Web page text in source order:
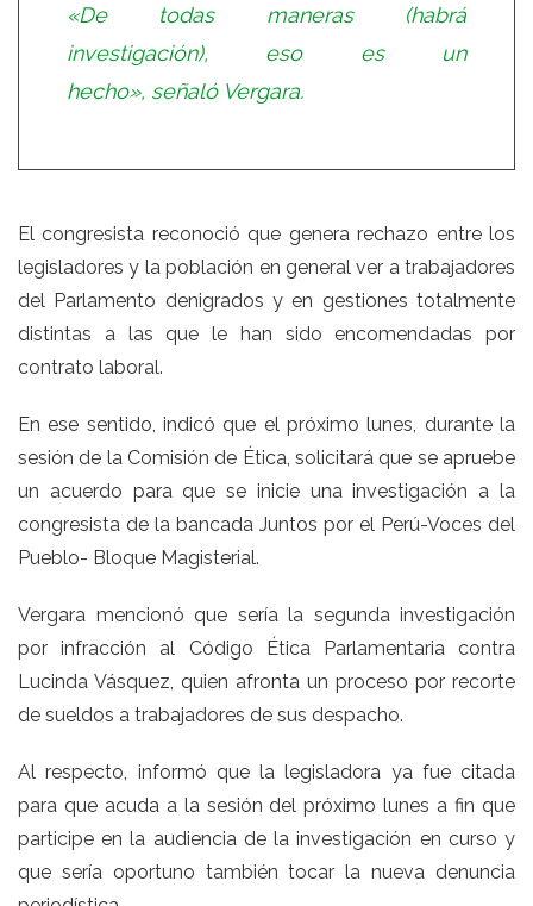
«De todas maneras (habrá
investigación), eso es un
hecho», señaló Vergara.
El congresista reconoció que genera rechazo entre los
legisladores y la población en general ver a trabajadores
del Parlamento denigrados y en gestiones totalmente
distintas a las que le han sido encomendadas por
contrato laboral.
En ese sentido, indicó que el próximo lunes, durante la
sesión de la Comisión de Ética, solicitará que se apruebe
un acuerdo para que se inicie una investigación a la
congresista de la bancada Juntos por el Perú-Voces del
Pueblo- Bloque Magisterial.
Vergara mencionó que sería la segunda investigación
por infracción al Código Ética Parlamentaria contra
Lucinda Vásquez, quien afronta un proceso por recorte
de sueldos a trabajadores de sus despacho.
Al respecto, informó que la legisladora ya fue citada
para que acuda a la sesión del próximo lunes a fin que
participe en la audiencia de la investigación en curso y
que sería oportuno también tocar la nueva denuncia